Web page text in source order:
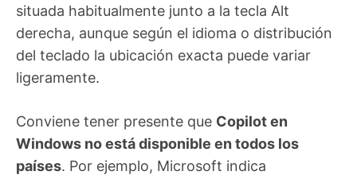
situada habitualmente junto a la tecla Alt
derecha, aunque según el idioma o distribución
del teclado la ubicación exacta puede variar
ligeramente.
Conviene tener presente que Copilot en
Windows no está disponible en todos los
países. Por ejemplo, Microsoft indica